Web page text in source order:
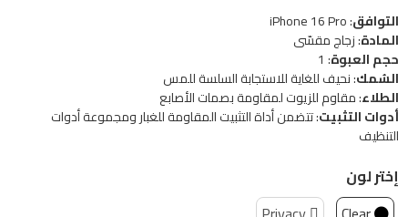
التوافق: iPhone 16 Pro
المادة: زجاج مقسّى
حجم العبوة: 1
السُمك: نحيف للغاية للاستجابة السلسة للمس
الطلاء: مقاوم للزيوت لمقاومة بصمات الأصابع
أدوات التثبيت: تتضمن أداة التثبيت المقاومة للغبار ومجموعة أدوات
التنظيف
إختر لون